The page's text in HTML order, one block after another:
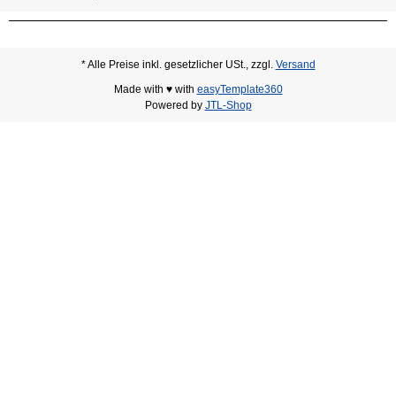
Made with ♥ with easyTemplate360
* Alle Preise inkl. gesetzlicher USt., zzgl. Versand
Powered by JTL-Shop